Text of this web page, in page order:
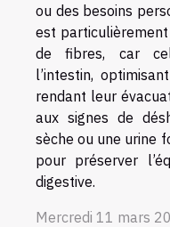
ou des besoins
est
de fibres, car
l’intestin,
rendant leur
aux signes de
sèche ou une urine
pour préserver
digestive.
Mercredi 11 mars